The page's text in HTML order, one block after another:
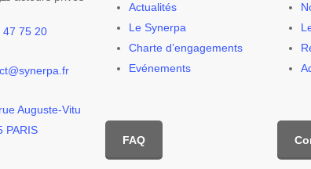
47 75 20
Auguste-Vitu
PARIS
Actualités
Le Synerpa
Charte d’engagements
Evénements
FAQ